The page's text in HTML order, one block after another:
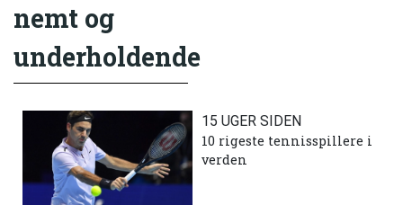
nemt og
underholdende
15 UGER SIDEN
10 rigeste tennisspillere i
verden